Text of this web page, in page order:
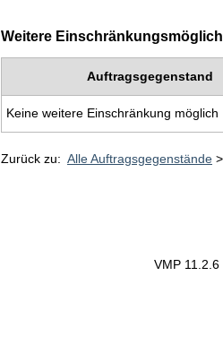
Weitere
Auftragsgegenstand
Keine weitere Einschränkung möglich
Zurück zu: Alle Auftragsgegenstände
VMP